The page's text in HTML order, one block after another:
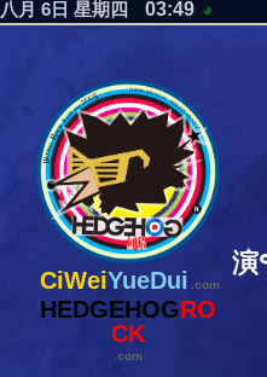
八月 6日 星期四 03:49 ◕
CiWeiYueDui .com
HEDGEHOGRO
CK
.com